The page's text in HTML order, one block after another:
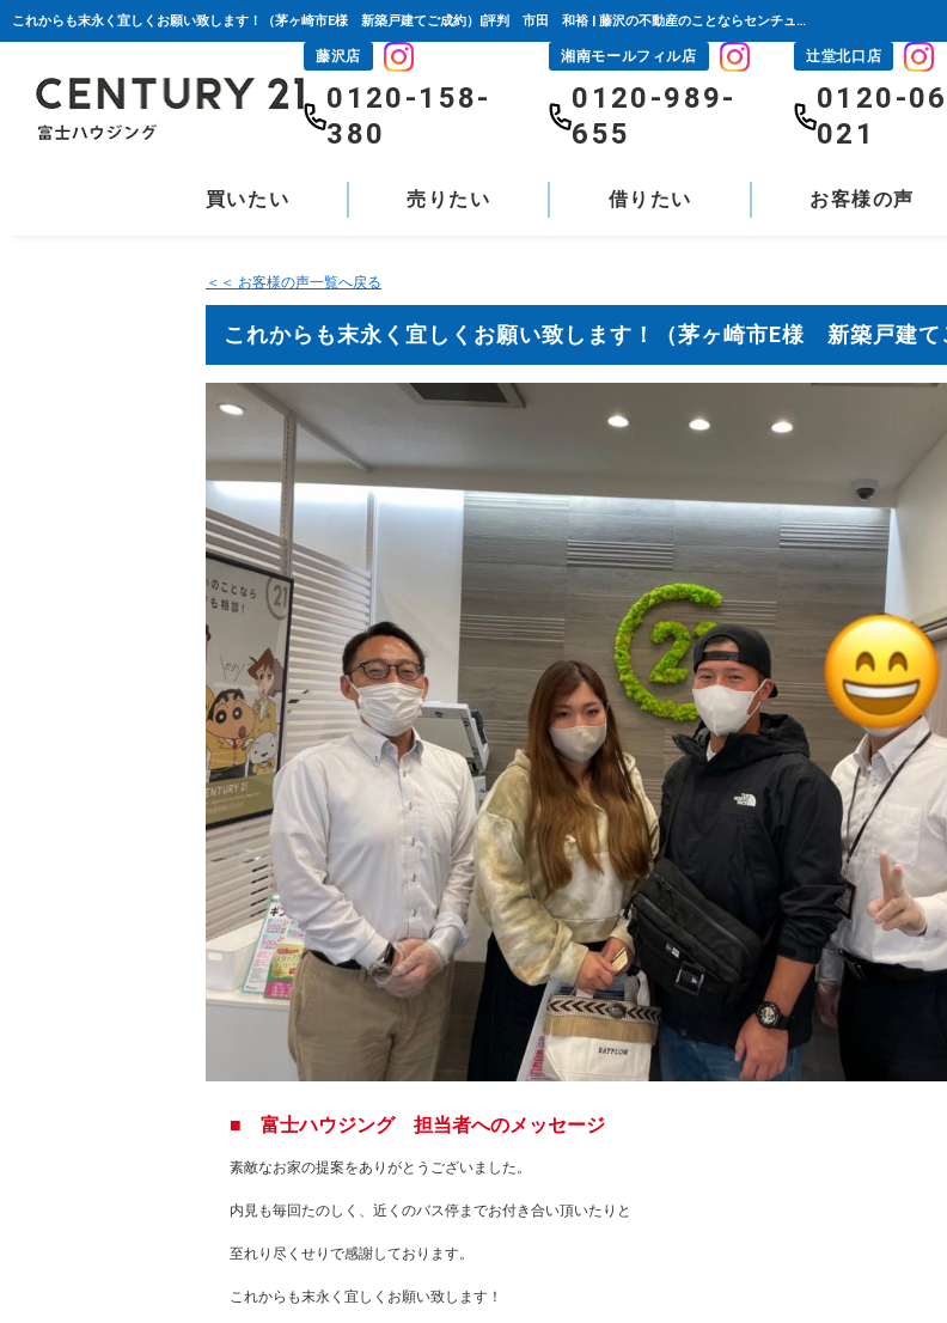
これからも末永く宜しくお願い致します！（茅ヶ崎市E様 新築戸建てご成約）|評判 市田 和裕 | 藤沢の不動産のことならセンチュリー21富士ハウジング
藤沢店
0120-158-
380
湘南モールフィル店
0120-989-
655
辻堂北口店
0120-
021
買いたい 売りたい 借りたい お客様の声
＜＜ お客様の声一覧へ戻る
これからも末永く宜しくお願い致します！（茅ヶ崎市E様 新築戸建て
■ 富士ハウジング 担当者へのメッセージ
素敵なお家の提案をありがとうございました。
内見も毎回たのしく、近くのバス停までお付き合い頂いたりと
至れり尽くせりで感謝しております。
これからも末永く宜しくお願い致します！